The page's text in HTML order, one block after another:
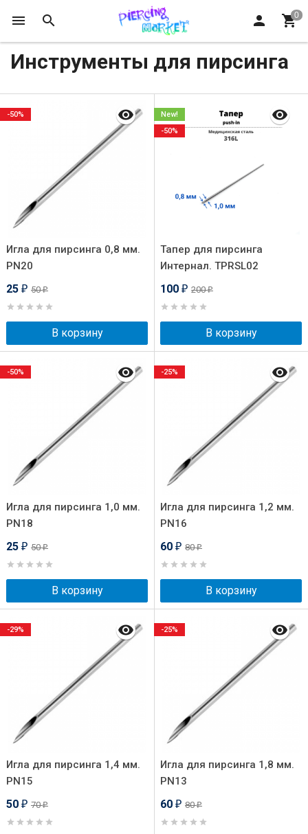
Инструменты для пирсинга
Игла для пирсинга 0,8 мм.
PN20
25 ₽ 50₽
В корзину
-50%
Тапер для пирсинга
Интернал. TPRSL02
100 ₽ 200₽
В корзину
New!
-50%
Игла для пирсинга 1,0 мм.
PN18
25 ₽ 50₽
В корзину
-50%
Игла для пирсинга 1,2 мм.
PN16
60 ₽ 80₽
В корзину
-25%
Игла для пирсинга 1,4 мм.
PN15
50 ₽ 70₽
-29%
Игла для пирсинга 1,8 мм.
PN13
60 ₽ 80₽
-25%